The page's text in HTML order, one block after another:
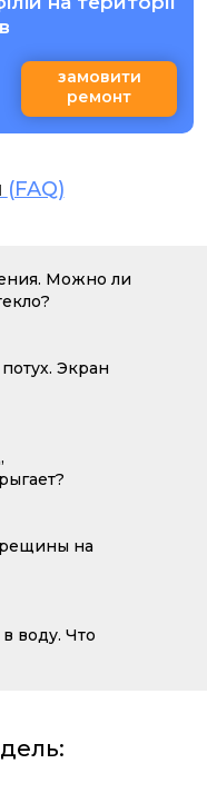
замовити
ремонт
(FAQ)
Можно ли
Экран
на
воду. Что